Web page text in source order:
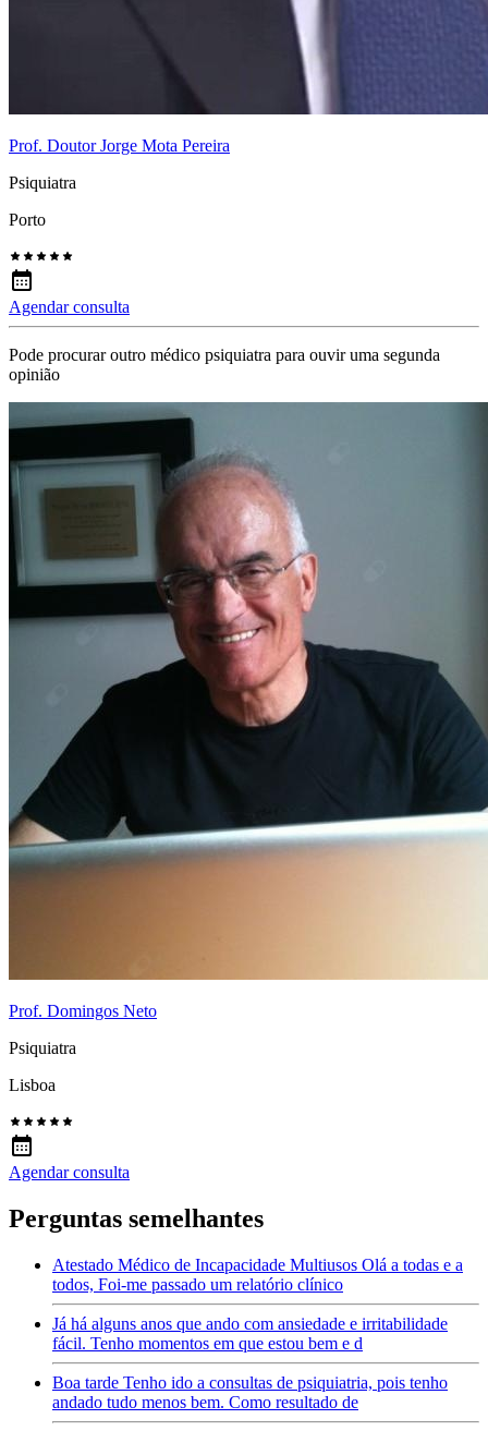
Prof. Doutor Jorge Mota Pereira
Psiquiatra
Porto
Agendar consulta
Pode procurar outro médico psiquiatra para ouvir uma segunda
opinião
Prof. Domingos Neto
Psiquiatra
Lisboa
Agendar consulta
Perguntas semelhantes
Atestado Médico de Incapacidade Multiusos Olá a todas e a
todos, Foi-me passado um relatório clínico
Já há alguns anos que ando com ansiedade e irritabilidade
fácil. Tenho momentos em que estou bem e d
Boa tarde Tenho ido a consultas de psiquiatria, pois tenho
andado tudo menos bem. Como resultado de